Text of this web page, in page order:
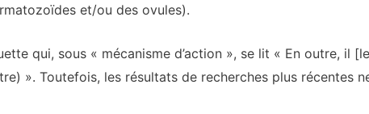
et/ou des ovules).
qui, sous « mécanisme d’action », se lit « En outre, il
». Toutefois, les résultats de recherches plus récentes